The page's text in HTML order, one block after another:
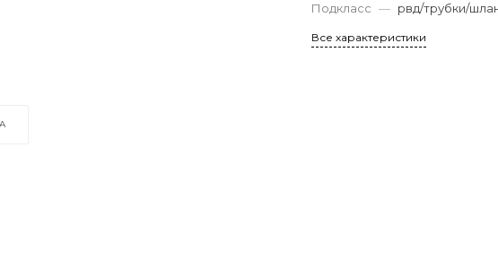
Подкласс — рвд/трубки/
Все характеристики